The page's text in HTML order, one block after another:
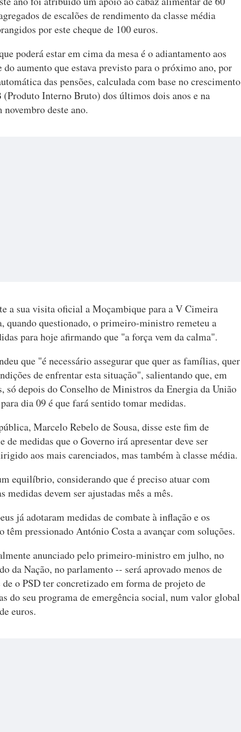
de escalões de rendimento da classe média
por este cheque de 100 euros.
poderá estar em cima da mesa é o adiantamento aos
do aumento que estava previsto para o próximo ano, por
das pensões, calculada com base no crescimento
Interno Bruto) dos últimos dois anos e na
deste ano.
a sua visita oficial a Moçambique para a V Cimeira
quando questionado, o primeiro-ministro remeteu a
para hoje afirmando que "a força vem da calma".
que "é necessário assegurar que quer as famílias, quer
de enfrentar esta situação", salientando que, em
só depois do Conselho de Ministros da Energia da União
dia 09 é que fará sentido tomar medidas.
Marcelo Rebelo de Sousa, disse este fim de
de medidas que o Governo irá apresentar deve ser
aos mais carenciados, mas também à classe média.
equilíbrio, considerando que é preciso atuar com
medidas devem ser ajustadas mês a mês.
já adotaram medidas de combate à inflação e os
têm pressionado António Costa a avançar com soluções.
anunciado pelo primeiro-ministro em julho, no
da Nação, no parlamento -- será aprovado menos de
de o PSD ter concretizado em forma de projeto de
do seu programa de emergência social, num valor global
euros.